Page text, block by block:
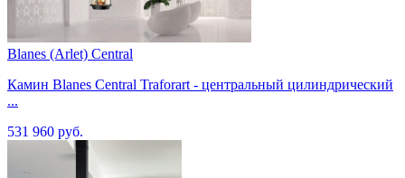
Blanes (Arlet) Central
Камин Blanes Central Traforart - центральный цилиндрический
...
531 960 руб.